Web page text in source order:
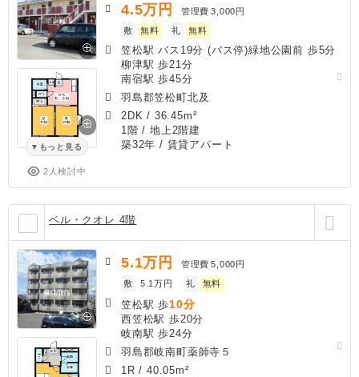
もっと見る
2人検討中
4.5万円 管理費 3,000円
敷
無料 礼 無料
笠松駅 バス19分 (バス停)緑地公園前 歩5分
柳津駅 歩21分
南宿駅 歩45分
羽島郡笠松町北及
2DK / 36.45m²
1階 / 地上2階建
築32年 / 賃貸アパート
ベル・クオレ 4階
5.1万円 管理費 5,000円
敷
5.1万円 礼 無料
笠松駅 歩10分
西笠松駅 歩20分
岐南駅 歩24分
羽島郡岐南町薬師寺５
1R /40.05m²